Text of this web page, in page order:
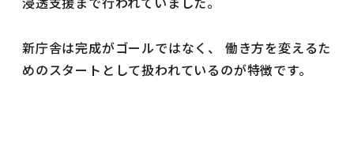
新庁舎は完成がゴールではなく、 働き方を変えるた
めのスタートとして扱われているのが特徴です。